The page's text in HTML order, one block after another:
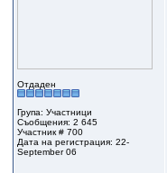
Отдаден
Група: Участници
Съобщения: 2 645
Участник # 700
Дата на регистрация: 22-
September 06